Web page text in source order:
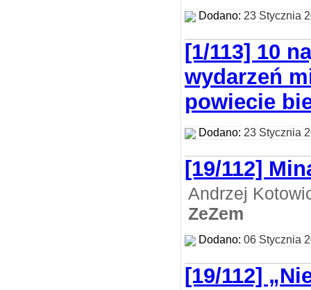
Dodano: 23 Stycznia
[1/113] 10
wydarzeń
powiecie
Dodano: 23 Stycznia
[19/112]
Andrzej
ZeZem
Dodano: 06 Stycznia
[19/112]